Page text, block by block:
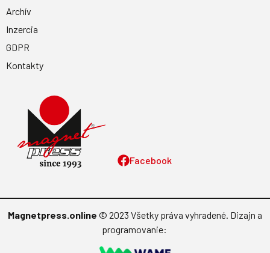
Facebook
Archív
Inzercia
GDPR
Kontakty
Magnetpress.online © 2023 Všetky práva vyhradené. Dizajn a
programovanie: